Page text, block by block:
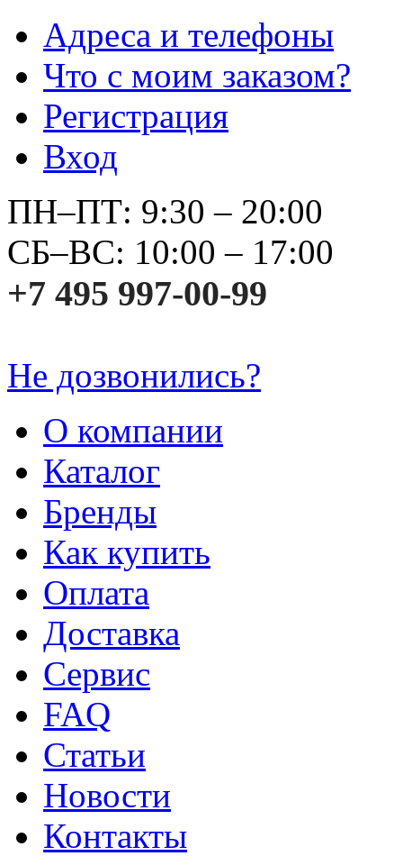
Адреса и телефоны
Что с моим заказом?
Регистрация
Вход
ПН–ПТ: 9:30 – 20:00
СБ–ВС: 10:00 – 17:00
+7 495 997-00-99
Не дозвонились?
О компании
Каталог
Бренды
Как купить
Оплата
Доставка
Сервис
FAQ
Статьи
Новости
Контакты